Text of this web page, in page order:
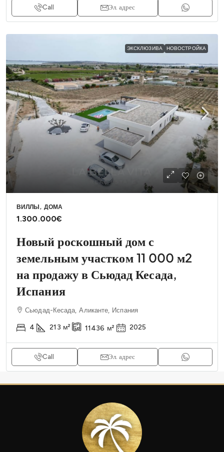
Call Эл. адрес
ЭКСКЛЮЗИВА НОВОСТРОЙКА
ВИЛЛЫ, ДОМА
1.300.000€
Новый роскошный дом с
земельным участком 11 000 м2
на продажу в Сьюдад Кесада,
Испания
Сьюдад-Кесада, Аликанте, Испания
4 213 м² 11436 м² 2025
Call Эл. адрес